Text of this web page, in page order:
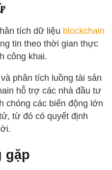
tích dữ liệu blockchain
tin theo thời gian thực
công khai.
phân tích luồng tài sản
hỗ trợ các nhà đầu tư
chóng các biến động lớn
từ đó có quyết định
gặp